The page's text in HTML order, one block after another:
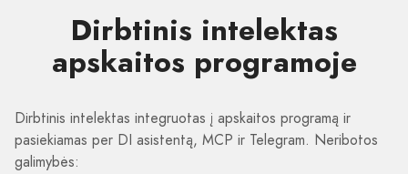
Dirbtinis intelektas
apskaitos programoje
Dirbtinis intelektas integruotas į apskaitos programą ir
pasiekiamas per DI asistentą, MCP ir Telegram. Neribotos
galimybės: